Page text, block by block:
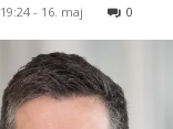
19:24 - 16. maj 0